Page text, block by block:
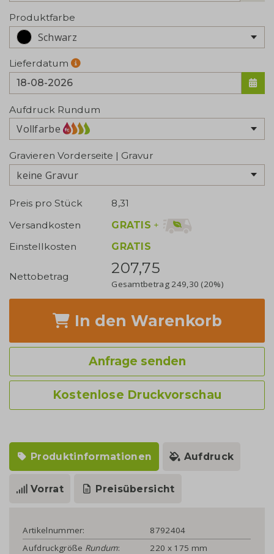
Produktfarbe
Schwarz
Lieferdatum
Aufdruck Rundum
Vollfarbe
Gravieren Vorderseite | Gravur
keine Gravur
Preis pro Stück
8,31
Versandkosten
GRATIS +
Einstellkosten
GRATIS
Nettobetrag 207,75
Gesamtbetrag 249,30 (20%)
In den Warenkorb
Anfrage senden
Kostenlose Druckvorschau
Produktinformationen Aufdruck
Vorrat Preisübersicht
Artikelnummer:
8792404
Aufdruckgröße Rundum:
220 x 175 mm